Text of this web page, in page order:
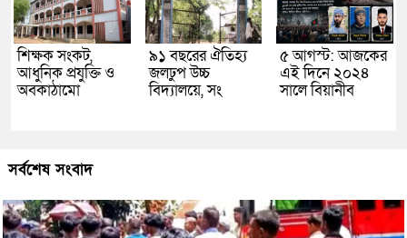
শিক্ষক সংকট,
আধুনিক প্রযুক্তি ও
অবকাঠামো
৯১ বছরের ঐতিহ্য
জলঢুপ উচ্চ
বিদ্যালয়ে, সং
৫ আগস্ট: আজকের
এই দিনে ২০২৪
সালে বিয়ানীব
সর্বশেষ সংবাদ